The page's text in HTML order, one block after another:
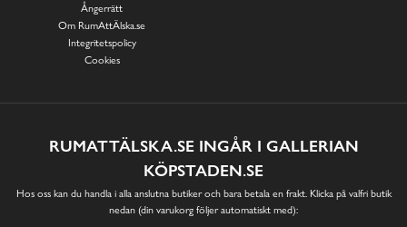
Ångerrätt
Om RumAttÄlska.se
Integritetspolicy
Cookies
RUMATTÄLSKA.SE INGÅR I GALLERIAN
KÖPSTADEN.SE
Hos oss kan du handla i alla anslutna butiker och bara betala en frakt. Klicka på valfri butik
nedan (din varukorg följer automatiskt med):